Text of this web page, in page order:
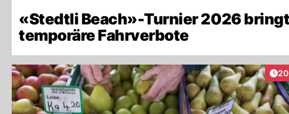
«Stedtli Beach»-Turnier 2026 bringt
temporäre Fahrverbote